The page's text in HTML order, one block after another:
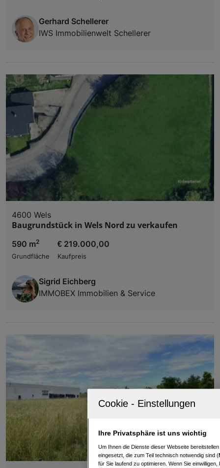
Gerhard Schellerer
IWS Immobilienwelt Schellerer
4600 Wels
Baugrundstück in Wels Nord zu verkaufen
590 m2
Grundfläche
€ 219.000,00
Kaufpreis
Sigrid Eichberg
IMMOBEX Immobilien & Service
Ihre Privatsphäre ist uns wichtig
Um Ihnen die Dienste dieser Webseite
eingesetzt, die zum Teil technisch notwendig sind (
für Sie laufend zu optimieren. Wenn Sie